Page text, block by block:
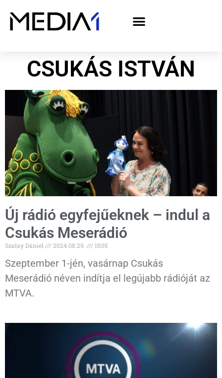
CSUKÁS ISTVÁN
Új rádió egyfejűeknek – indul a
Csukás Meserádió
Szalay Dániel 2024.08.29. 15:05
Szeptember 1-jén, vasárnap Csukás
Meserádió néven indítja el legújabb rádióját az
MTVA.